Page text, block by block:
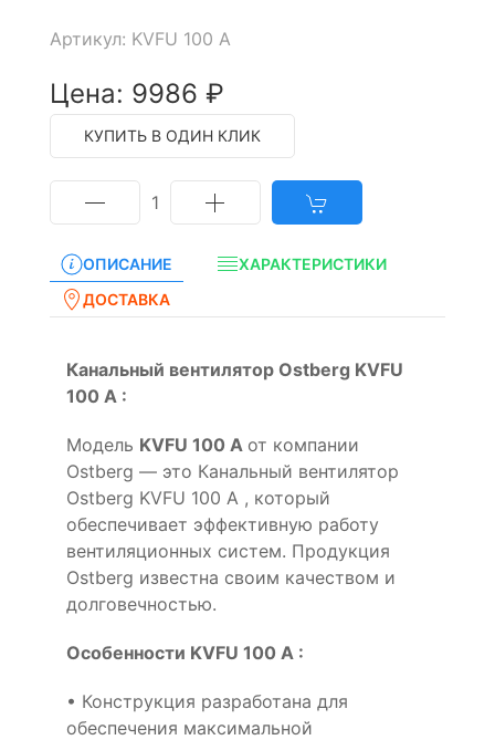
Артикул: KVFU 100 A
Цена: 9986 ₽
КУПИТЬ В ОДИН КЛИК
1
ОПИСАНИЕ
ХАРАКТЕРИСТИКИ
ДОСТАВКА
Канальный вентилятор Ostberg KVFU
100 A :
Модель KVFU 100 A от компании
Ostberg — это Канальный вентилятор
Ostberg KVFU 100 A , который
обеспечивает эффективную работу
вентиляционных систем. Продукция
Ostberg известна своим качеством и
долговечностью.
Особенности KVFU 100 A :
• Конструкция разработана для
обеспечения максимальной